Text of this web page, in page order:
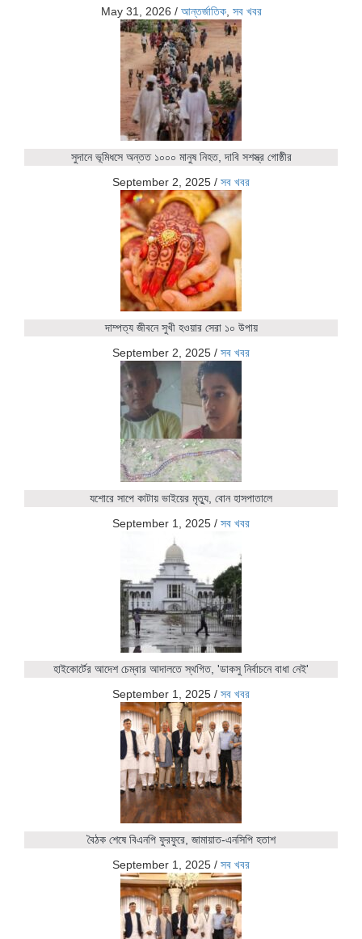
May 31, 2026 / আন্তর্জাতিক, সব খবর
সুদানে ভূমিধসে অন্তত ১০০০ মানুষ নিহত, দাবি সশস্ত্র গোষ্ঠীর
September 2, 2025 / সব খবর
দাম্পত্য জীবনে সুখী হওয়ার সেরা ১০ উপায়
September 2, 2025 / সব খবর
যশোরে সাপে কাটায় ভাইয়ের মৃত্যু, বোন হাসপাতালে
September 1, 2025 / সব খবর
হাইকোর্টের আদেশ চেম্বার আদালতে স্থগিত, 'ডাকসু নির্বাচনে বাধা নেই'
September 1, 2025 / সব খবর
বৈঠক শেষে বিএনপি ফুরফুরে, জামায়াত-এনসিপি হতাশ
September 1, 2025 / সব খবর